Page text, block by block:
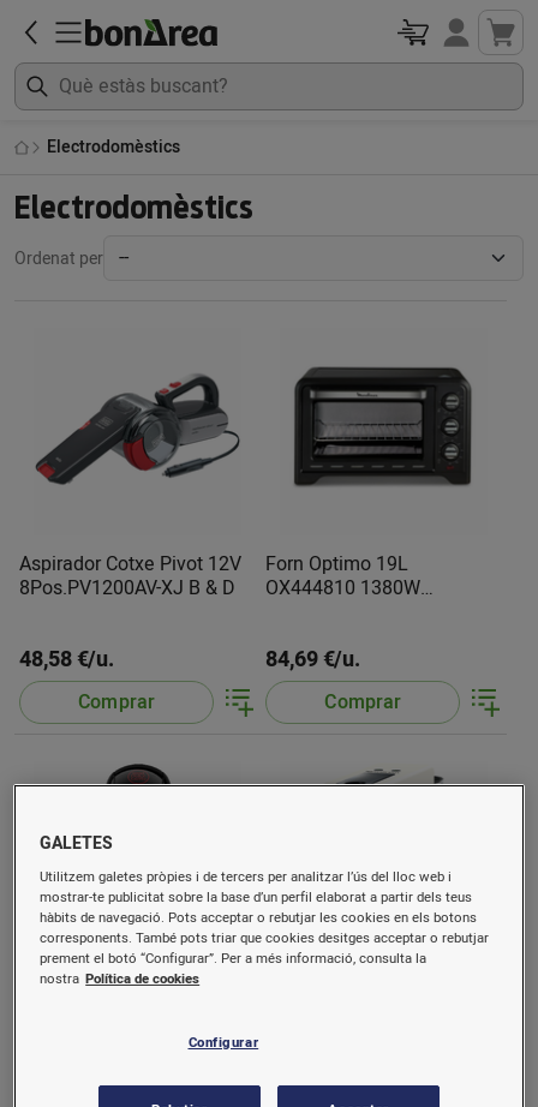
Electrodomèstics
Electrodomèstics
Ordenat per
Aspirador Cotxe Pivot 12V
8Pos.PV1200AV-XJ B & D
48,58 €/u.
Comprar
Forn Optimo 19L
OX444810 1380W
84,69 €/u.
Comprar
53,55 €/u. 95 €/u.
GALETES
Utilitzem galetes pròpies i de tercers per analitzar l’ús del lloc web i
mostrar-te publicitat sobre la base d’un perfil elaborat a partir dels teus
hàbits de navegació. Pots acceptar o rebutjar les cookies en els botons
corresponents. També pots triar que cookies desitges acceptar o rebutjar
prement el botó “Configurar”. Per a més informació, consulta la
nostra Política de cookies
Configurar